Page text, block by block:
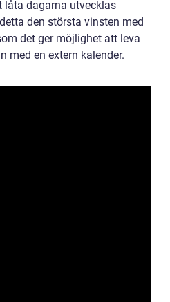
dagarna utvecklas
den största vinsten med
det ger möjlighet att leva
med en extern kalender.